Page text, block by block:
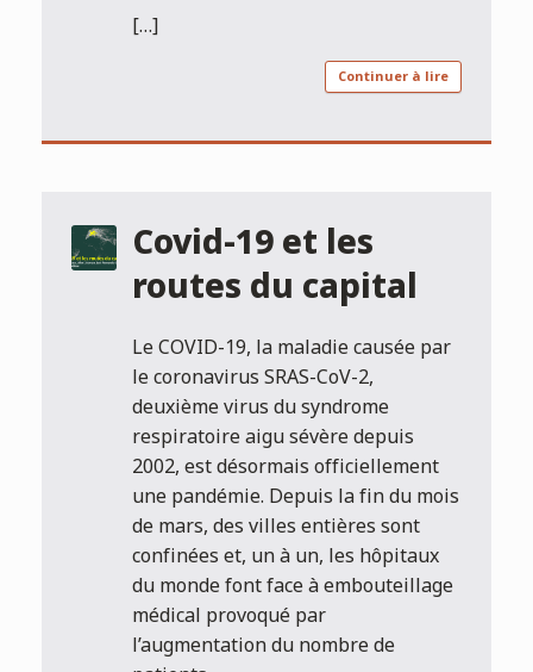
[…]
Continuer à lire
Covid-19 et les
routes du capital
Le COVID-19, la maladie causée par
le coronavirus SRAS-CoV-2,
deuxième virus du syndrome
respiratoire aigu sévère depuis
2002, est désormais officiellement
une pandémie. Depuis la fin du mois
de mars, des villes entières sont
confinées et, un à un, les hôpitaux
du monde font face à embouteillage
médical provoqué par
l’augmentation du nombre de